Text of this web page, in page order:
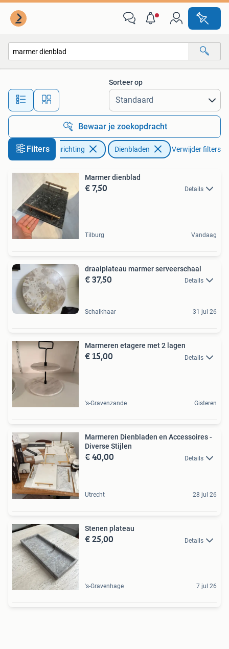
Alle afstanden…
Sorteer op
Bewaar je zoekopdracht
Filters
Huis en Inrichting Dienbladen Verwijder filters
Marmer dienblad
€ 7,50 Details
Tilburg Vandaag
draaiplateau marmer serveerschaal
€ 37,50 Details
Schalkhaar 31 jul 26
Marmeren etagere met 2 lagen
€ 15,00 Details
's-Gravenzande Gisteren
Marmeren Dienbladen en Accessoires -
Diverse Stijlen
€ 40,00 Details
Utrecht 28 jul 26
Stenen plateau
€ 25,00 Details
's-Gravenhage 7 jul 26